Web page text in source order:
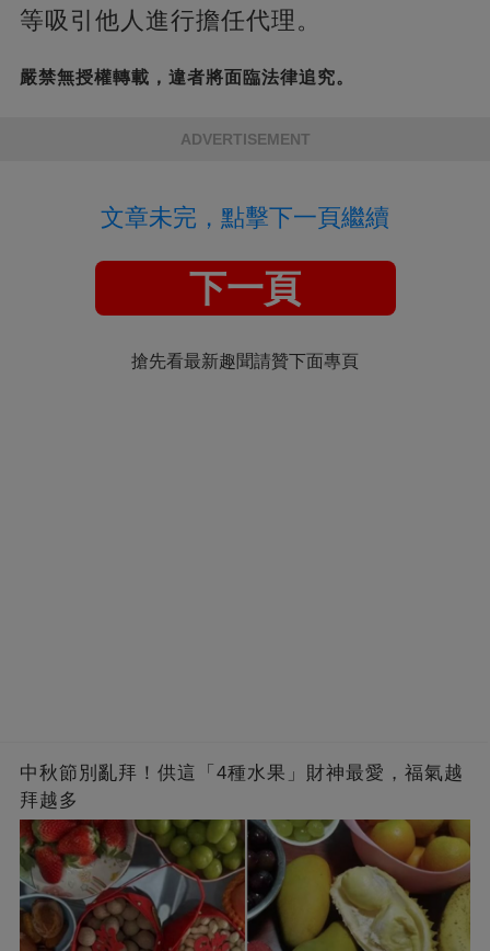
等吸引他人進行擔任代理。
嚴禁無授權轉載，違者將面臨法律追究。
ADVERTISEMENT
文章未完，點擊下一頁繼續
下一頁
搶先看最新趣聞請贊下面專頁
中秋節別亂拜！供這「4種水果」財神最愛，福氣越
拜越多